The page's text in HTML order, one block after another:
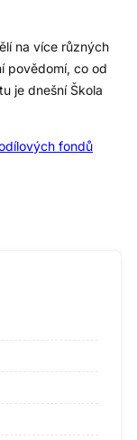
na více různých
povědomí, co od
je dnešní Škola
fondů